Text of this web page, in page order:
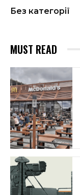
Без категорії
MUST READ